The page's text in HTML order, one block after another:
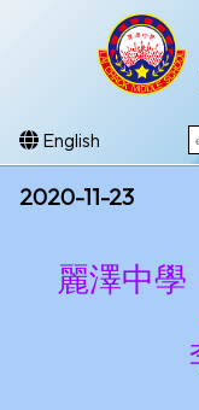
English
2020-11-23